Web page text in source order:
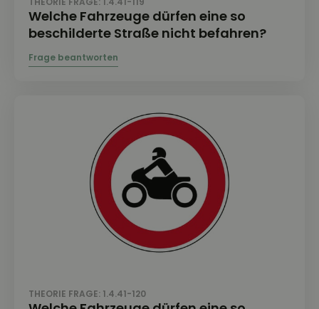
Welche Fahrzeuge dürfen eine so
beschilderte Straße nicht befahren?
THEORIE FRAGE: 1.4.41-120